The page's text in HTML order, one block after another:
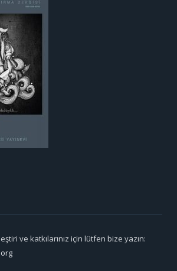
ve katkılarınız için lütfen bize yazın: